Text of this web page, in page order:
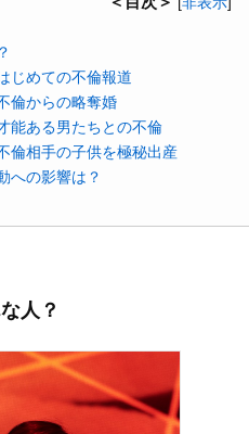
じめての不倫報道
倫からの略奪婚
能ある男たちとの不倫
倫相手の子供を極秘出産
への影響は？
人？